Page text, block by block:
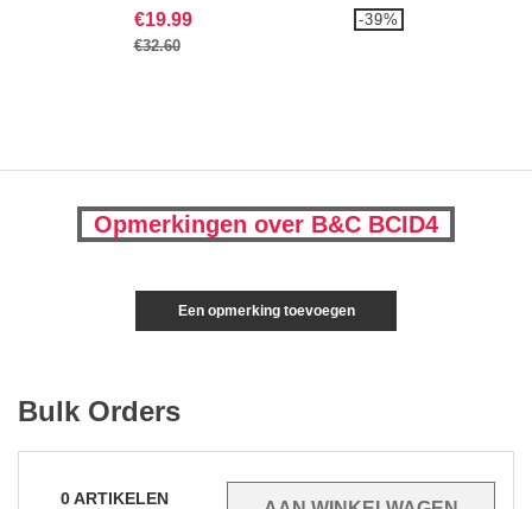
€19.99
€32.60
-39%
Opmerkingen over B&C BCID4
Een opmerking toevoegen
Bulk Orders
0ARTIKELEN